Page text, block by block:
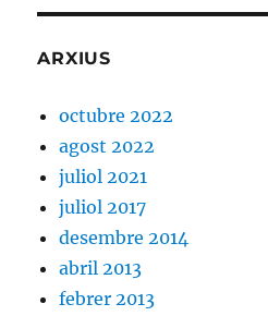
ARXIUS
octubre 2022
agost 2022
juliol 2021
juliol 2017
desembre 2014
abril 2013
febrer 2013